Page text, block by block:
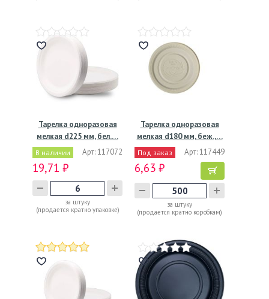
Тарелка одноразовая
мелкая d225 мм, бел.…
В наличии Арт: 117072
19,71 ₽
за штуку
(продается кратно упаковке)
Тарелка одноразовая
мелкая d180 мм, беж.,…
Под заказ Арт: 117449
6,63 ₽
за штуку
(продается кратно коробкам)